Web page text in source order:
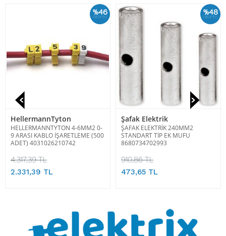
%46
İskonto
HellermannTyton
HELLERMANNTYTON 4-6MM2 0-
9 ARASI KABLO İŞARETLEME (500
ADET) 4031026210742
4.317,39 TL
2.331,39 TL
%48
İskonto
Şafak Elektrik
ŞAFAK ELEKTRİK 240MM2
STANDART TİP EK MUFU
8680734702993
910,86 TL
473,65 TL